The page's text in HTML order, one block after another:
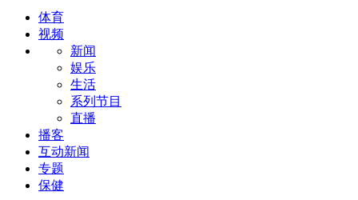
体育
视频
新闻
娱乐
生活
系列节目
直播
播客
互动新闻
专题
保健